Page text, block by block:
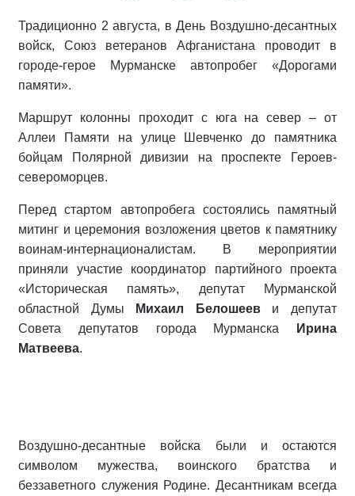
Традиционно 2 августа, в День Воздушно-десантных
войск, Союз ветеранов Афганистана проводит в
городе-герое Мурманске автопробег «Дорогами
памяти».
Маршрут колонны проходит с юга на север – от
Аллеи Памяти на улице Шевченко до памятника
бойцам Полярной дивизии на проспекте Героев-
североморцев.
Перед стартом автопробега состоялись памятный
митинг и церемония возложения цветов к памятнику
воинам-интернационалистам. В мероприятии
приняли участие координатор партийного проекта
«Историческая память», депутат Мурманской
областной Думы
Михаил Белошееви депутат
Совета депутатов города Мурманска
Ирина
Матвеева.
Воздушно-десантные войска были и остаются
символом мужества, воинского братства и
беззаветного служения Родине. Десантникам всегда